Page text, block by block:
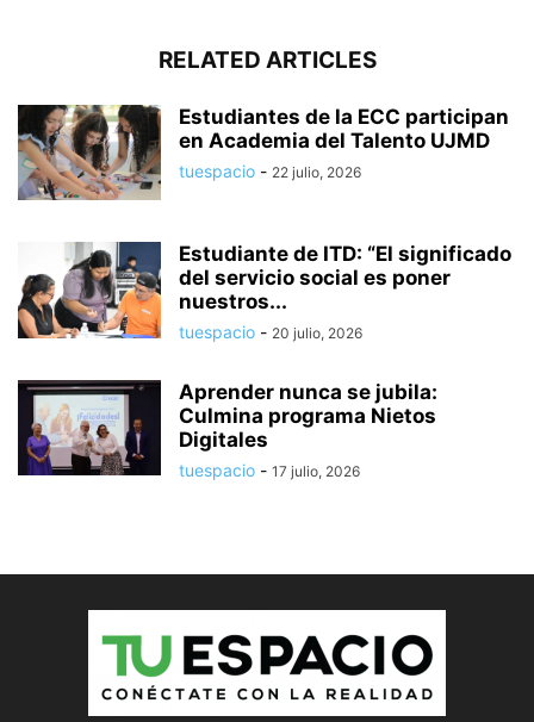
RELATED ARTICLES
Estudiantes de la ECC participan
en Academia del Talento UJMD
tuespacio - 22 julio, 2026
Estudiante de ITD: “El significado
del servicio social es poner
nuestros...
tuespacio - 20 julio, 2026
Aprender nunca se jubila:
Culmina programa Nietos
Digitales
tuespacio - 17 julio, 2026